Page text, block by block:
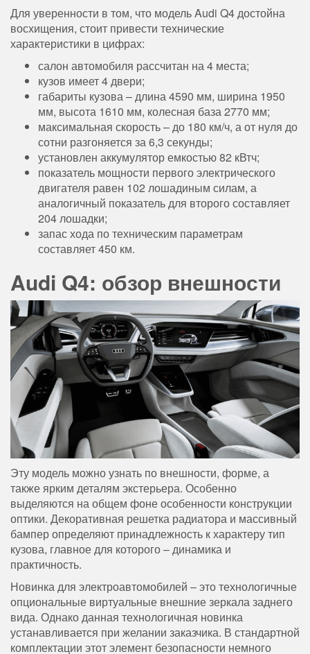
Для уверенности в том, что модель Audi Q4 достойна
восхищения, стоит привести технические
характеристики в цифрах:
салон автомобиля рассчитан на 4 места;
кузов имеет 4 двери;
габариты кузова – длина 4590 мм, ширина 1950
мм, высота 1610 мм, колесная база 2770 мм;
максимальная скорость – до 180 км/ч, а от нуля до
сотни разгоняется за 6,3 секунды;
установлен аккумулятор емкостью 82 кВтч;
показатель мощности первого электрического
двигателя равен 102 лошадиным силам, а
аналогичный показатель для второго составляет
204 лошадки;
запас хода по техническим параметрам
составляет 450 км.
Audi Q4: обзор внешности
Эту модель можно узнать по внешности, форме, а
также ярким деталям экстерьера. Особенно
выделяются на общем фоне особенности конструкции
оптики. Декоративная решетка радиатора и массивный
бампер определяют принадлежность к характеру тип
кузова, главное для которого – динамика и
практичность.
Новинка для электроавтомобилей – это технологичные
опциональные виртуальные внешние зеркала заднего
вида. Однако данная технологичная новинка
устанавливается при желании заказчика. В стандартной
комплектации этот элемент безопасности немного